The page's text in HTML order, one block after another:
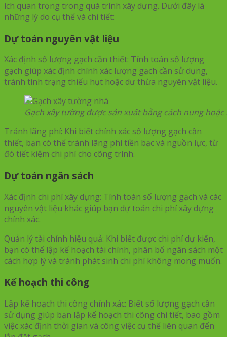
ích quan trọng trong quá trình xây dựng. Dưới đây là
những lý do cụ thể và chi tiết:
Dự toán nguyên vật liệu
Xác định số lượng gạch cần thiết: Tính toán số lượng
gạch giúp xác định chính xác lượng gạch cần sử dụng,
tránh tình trạng thiếu hụt hoặc dư thừa nguyên vật liệu.
Gạch xây tường được sản xuất bằng cách nung
Tránh lãng phí: Khi biết chính xác số lượng gạch cần
thiết, bạn có thể tránh lãng phí tiền bạc và nguồn lực, từ
đó tiết kiệm chi phí cho công trình.
Dự toán ngân sách
Xác định chi phí xây dựng: Tính toán số lượng gạch và các
nguyên vật liệu khác giúp bạn dự toán chi phí xây dựng
chính xác.
Quản lý tài chính hiệu quả: Khi biết được chi phí dự kiến,
bạn có thể lập kế hoạch tài chính, phân bổ ngân sách một
cách hợp lý và tránh phát sinh chi phí không mong muốn.
Kế hoạch thi công
Lập kế hoạch thi công chính xác: Biết số lượng gạch cần
sử dụng giúp bạn lập kế hoạch thi công chi tiết, bao gồm
việc xác định thời gian và công việc cụ thể liên quan đến